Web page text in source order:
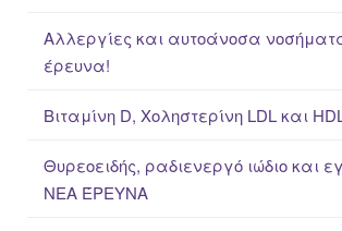
Αλλεργίες και αυτοάνοσα
έρευνα!
Βιταμίνη D, Χοληστερίνη LDL και
Θυρεοειδής, ραδιενεργό ιώδιο και
ΝΕΑ ΈΡΕΥΝΑ